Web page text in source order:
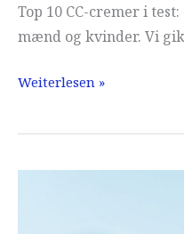
Top 10 CC-cremer i
mænd og kvinder. Vi
CC
Weiterlesen »